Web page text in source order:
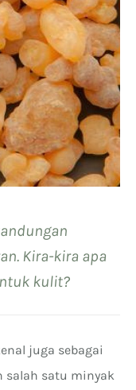
Kira-kira apa
kulit?
juga sebagai
salah satu minyak